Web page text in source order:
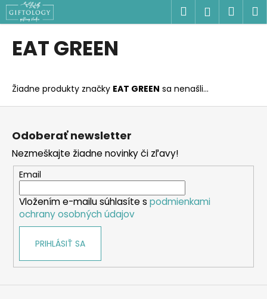
Prejsť
na
obsah
Hľadať
EAT GREEN
Žiadne produkty značky EAT GREEN sa nenašli...
K
o
o
p
o
t
r
e
b
e
n
á
Z
Odoberať newsletter
Nezmeškajte žiadne novinky či zľavy!
Email
Vložením e-mailu súhlasíte s podmienkami
ochrany osobných údajov
PRIHLÁSIŤ SA